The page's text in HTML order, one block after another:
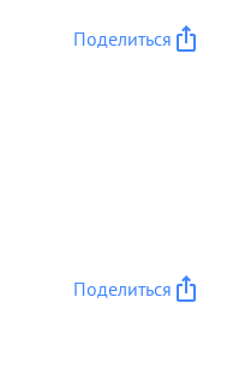
Поделиться
Поделиться